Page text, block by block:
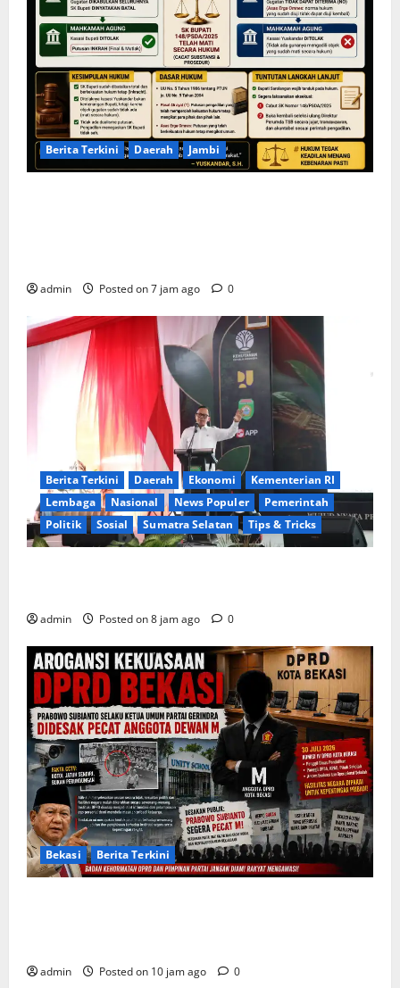
Berita Terkini Daerah Jambi
admin Posted on 7 jam ago 0
Berita Terkini Daerah Ekonomi
Kementerian RI
Lembaga
Nasional News Populer
Pemerintah
Politik
Sosial Sumatra Selatan Tips & Tricks
admin Posted on 8 jam ago 0
Bekasi Berita Terkini
admin Posted on 10 jam ago 0